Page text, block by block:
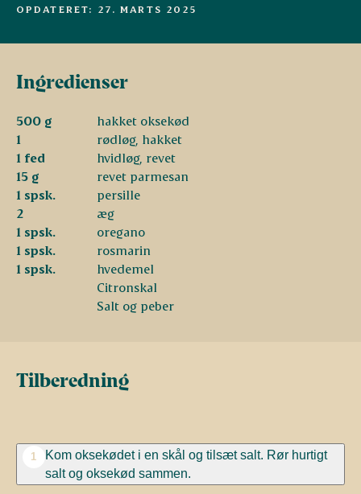
OPDATERET: 27. MARTS 2025
Ingredienser
500 g
hakket oksekød
1
rødløg, hakket
1 fed
hvidløg, revet
15 g
revet parmesan
1 spsk.
persille
2
æg
1 spsk.
oregano
1 spsk.
rosmarin
1 spsk.
hvedemel
Citronskal
Salt og peber
Tilberedning
1
Kom oksekødet i en skål og tilsæt salt. Rør hurtigt
salt og oksekød sammen.